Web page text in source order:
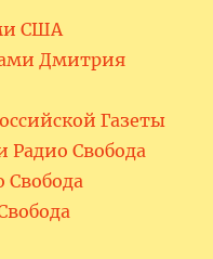
США
Дмитрия
Газеты
Радио Свобода
Свобода